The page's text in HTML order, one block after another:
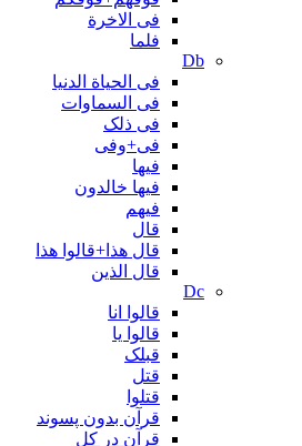
فی الاخرة
فلما
Db
فی الحیاة الدنیا
فی السماوات
فی ذلک
فی+وفی
فیها
فیها خالدون
فیهم
قال
قال هذا+قالوا هذا
قال الذین
Dc
قالوا انا
قالوا یا
قبلک
قتل
قتلوا
قرآن بدون پسوند
قرآن در کل